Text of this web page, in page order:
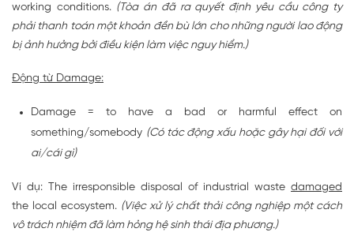
working conditions. (Tòa án đã ra quyết định yêu cầu công ty
phải thanh toán một khoản đền bù lớn cho những người lao động
bị ảnh hưởng bởi điều kiện làm việc nguy hiểm.)
Động từ Damage:
Damage = to have a bad or harmful effect on
something/somebody (Có tác động xấu hoặc gây hại đối với
ai/cái gì)
Ví dụ: The irresponsible disposal of industrial waste damaged
the local ecosystem. (Việc xử lý chất thải công nghiệp một cách
vô trách nhiệm đã làm hỏng hệ sinh thái địa phương.)